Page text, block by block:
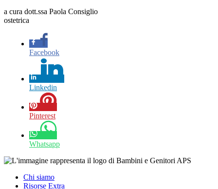
a cura dott.ssa Paola Consiglio
ostetrica
Facebook
Linkedin
Pinterest
Whatsapp
Chi siamo
Risorse Extra